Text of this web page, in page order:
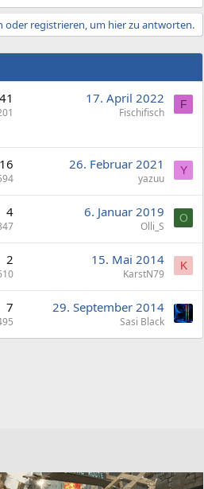
oder registrieren, um hier zu antworten.
41 17. April 2022
Fischifisch
F
16 26. Februar 2021
yazuu
Y
4 6. Januar 2019
Olli_S
O
2 15. Mai 2014
KarstN79
K
7 29. September 2014
Sasi Black